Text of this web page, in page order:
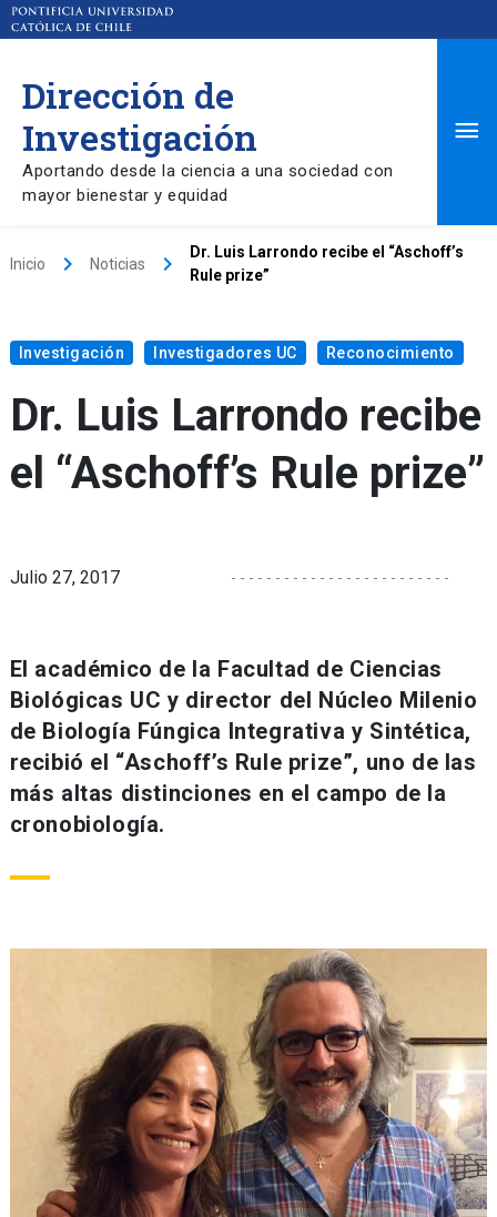
Dirección de
Investigación
Aportando desde la ciencia a una sociedad con
mayor bienestar y equidad
Inicio keyboard_arrow_right Noticias keyboard_arrow_right
Dr. Luis Larrondo recibe el “Aschoff’s
Rule prize”
Investigación Investigadores UC Reconocimiento
Dr. Luis Larrondo recibe
el “Aschoff’s Rule prize”
Julio 27, 2017
El académico de la Facultad de Ciencias
Biológicas UC y director del Núcleo Milenio
de Biología Fúngica Integrativa y Sintética,
recibió el “Aschoff’s Rule prize”, uno de las
más altas distinciones en el campo de la
cronobiología.